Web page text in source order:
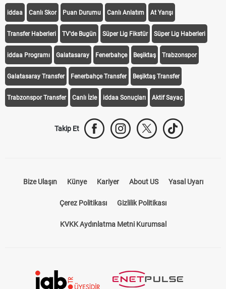
iddaa Canlı Skor Puan Durumu Canlı Anlatım At Yarışı
Transfer Haberleri TV'de Bugün Süper Lig Fikstür Süper Lig Haberleri
iddaa Programı Galatasaray Fenerbahçe Beşiktaş Trabzonspor
Galatasaray Transfer Fenerbahçe Transfer Beşiktaş Transfer
Trabzonspor Transfer Canlı İzle iddaa Sonuçları Aktif Sayaç
Takip Et
Bize Ulaşın Künye Kariyer About US Yasal Uyarı
Çerez Politikası Gizlilik Politikası
KVKK Aydınlatma Metni Kurumsal